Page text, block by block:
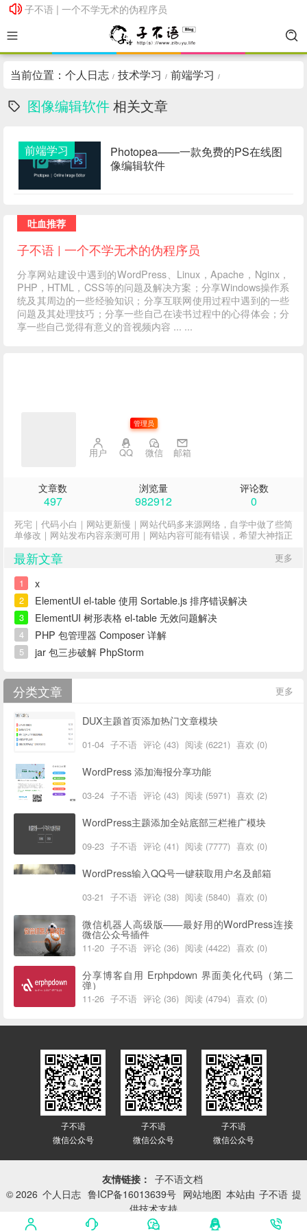
子不语 | 一个不学无术的伪程序员
子不语 | 一个不学无术的伪程序员
当前位置： 个人日志 / 技术学习 / 前端学习 /
图像编辑软件相关文章
前端学习
Photopea——一款免费的PS在线图
像编辑软件
吐血推荐
子不语 | 一个不学无术的伪程序员
分享网站建设中遇到的WordPress、Linux，Apache，Nginx，
PHP，HTML，CSS等的问题及解决方案；分享Windows操作系
统及其周边的一些经验知识；分享互联网使用过程中遇到的一些
问题及其处理技巧；分享一些自己在读书过程中的心得体会；分
享一些自己觉得有意义的音视频内容 ... ...
管理员
用户 QQ 微信 邮箱
文章数
497
浏览量
982912
评论数
0
死宅｜代码小白｜网站更新慢｜网站代码多来源网络，自学中做了些简
单修改｜网站发布内容亲测可用｜网站内容可能有错误，希望大神指正
更多
最新文章
1 x
2 ElementUI el-table 使用 Sortable.js 排序错误解决
3 ElementUI 树形表格 el-table 无效问题解决
4 PHP 包管理器 Composer 详解
5 jar 包三步破解 PhpStorm
更多
分类文章
DUX主题首页添加热门文章模块
01-04 子不语 评论 (43) 阅读 (6221) 喜欢 (0)
WordPress 添加海报分享功能
03-24 子不语 评论 (43) 阅读 (5971) 喜欢 (2)
WordPress主题添加全站底部三栏推广模块
09-23 子不语 评论 (41) 阅读 (7777) 喜欢 (0)
WordPress输入QQ号一键获取用户名及邮箱
03-21 子不语 评论 (38) 阅读 (5840) 喜欢 (0)
微信机器人高级版——最好用的WordPress连接
微信公众号插件
11-20 子不语 评论 (36) 阅读 (4422) 喜欢 (0)
分享博客自用 Erphpdown 界面美化代码（第二
弹）
11-26 子不语 评论 (36) 阅读 (4794) 喜欢 (0)
子不语
微信公众号
子不语
微信公众号
子不语
微信公众号
友情链接： 子不语文档
© 2026 个人日志 鲁ICP备16013639号 网站地图 本站由 子不语 提
供技术支持
网站已平稳运行：
3417天 9小时 35分 27秒